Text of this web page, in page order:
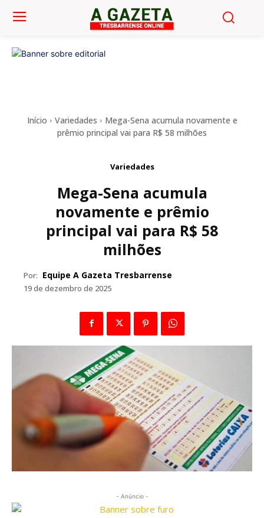
Início Variedades
Mega-Sena acumula novamente e
prêmio principal vai para R$ 58 milhões
Variedades
Mega-Sena acumula
novamente e prêmio
principal vai para R$ 58
milhões
Por: Equipe A Gazeta Tresbarrense
19 de dezembro de 2025
- Anúncio -